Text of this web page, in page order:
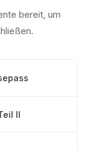
bereit, um
II